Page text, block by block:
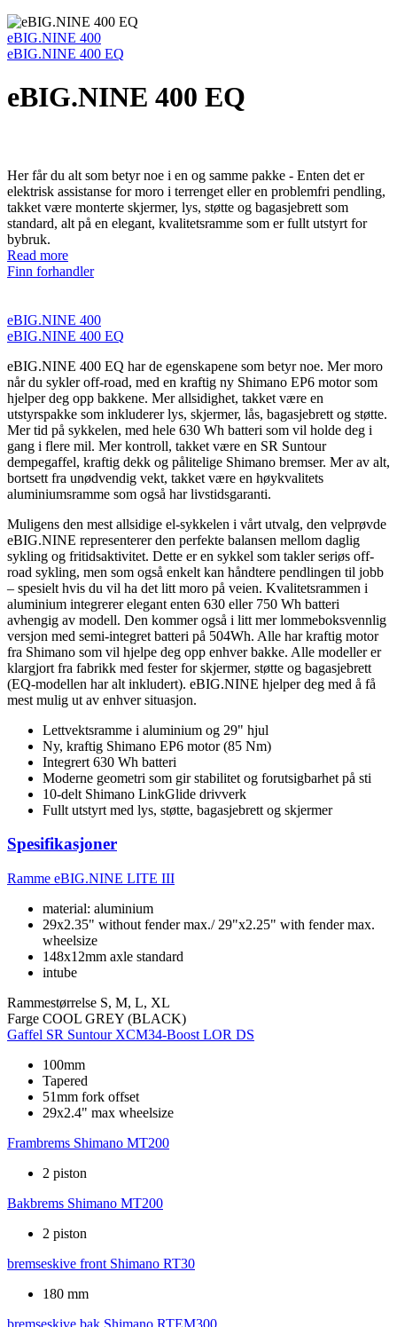
eBIG.NINE 400
eBIG.NINE 400 EQ
eBIG.NINE 400 EQ
Her får du alt som betyr noe i en og samme pakke - Enten det er
elektrisk assistanse for moro i terrenget eller en problemfri pendling,
takket være monterte skjermer, lys, støtte og bagasjebrett som
standard, alt på en elegant, kvalitetsramme som er fullt utstyrt for
bybruk.
Read more
Finn forhandler
eBIG.NINE 400
eBIG.NINE 400 EQ
eBIG.NINE 400 EQ har de egenskapene som betyr noe. Mer moro
når du sykler off-road, med en kraftig ny Shimano EP6 motor som
hjelper deg opp bakkene. Mer allsidighet, takket være en
utstyrspakke som inkluderer lys, skjermer, lås, bagasjebrett og støtte.
Mer tid på sykkelen, med hele 630 Wh batteri som vil holde deg i
gang i flere mil. Mer kontroll, takket være en SR Suntour
dempegaffel, kraftig dekk og pålitelige Shimano bremser. Mer av alt,
bortsett fra unødvendig vekt, takket være en høykvalitets
aluminiumsramme som også har livstidsgaranti.
Muligens den mest allsidige el-sykkelen i vårt utvalg, den velprøvde
eBIG.NINE representerer den perfekte balansen mellom daglig
sykling og fritidsaktivitet. Dette er en sykkel som takler seriøs off-
road sykling, men som også enkelt kan håndtere pendlingen til jobb
– spesielt hvis du vil ha det litt moro på veien. Kvalitetsrammen i
aluminium integrerer elegant enten 630 eller 750 Wh batteri
avhengig av modell. Den kommer også i litt mer lommeboksvennlig
versjon med semi-integret batteri på 504Wh. Alle har kraftig motor
fra Shimano som vil hjelpe deg opp enhver bakke. Alle modeller er
klargjort fra fabrikk med fester for skjermer, støtte og bagasjebrett
(EQ-modellen har alt inkludert). eBIG.NINE hjelper deg med å få
mest mulig ut av enhver situasjon.
Lettvektsramme i aluminium og 29" hjul
Ny, kraftig Shimano EP6 motor (85 Nm)
Integrert 630 Wh batteri
Moderne geometri som gir stabilitet og forutsigbarhet på sti
10-delt Shimano LinkGlide drivverk
Fullt utstyrt med lys, støtte, bagasjebrett og skjermer
Spesifikasjoner
Ramme eBIG.NINE LITE III
material: aluminium
29x2.35" without fender max./ 29"x2.25" with fender max.
wheelsize
148x12mm axle standard
intube
Rammestørrelse S, M, L, XL
Farge COOL GREY (BLACK)
Gaffel SR Suntour XCM34-Boost LOR DS
100mm
Tapered
51mm fork offset
29x2.4" max wheelsize
Frambrems Shimano MT200
2 piston
Bakbrems Shimano MT200
2 piston
bremseskive front Shimano RT30
180 mm